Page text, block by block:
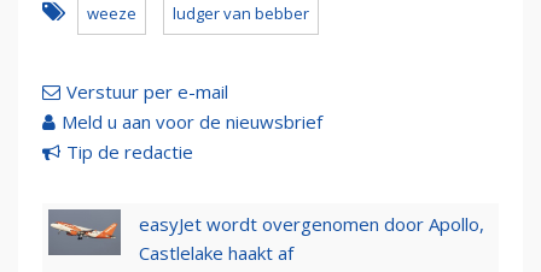
weeze ludger van bebber
Verstuur per e-mail
Meld u aan voor de nieuwsbrief
Tip de redactie
easyJet wordt overgenomen door Apollo,
Castlelake haakt af